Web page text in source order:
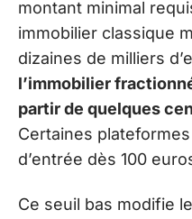
montant minimal
immobilier classique
dizaines de milliers
l’immobilier
partir de quelques
Certaines
d’entrée dès 100
Ce seuil bas modifie